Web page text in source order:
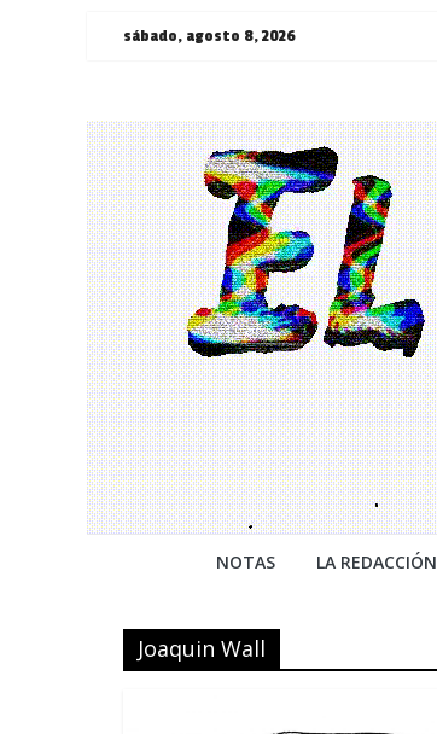
Saltarsábado, agosto 8, 2026
¯\_(ツ)_/
¯
NOTAS LA REDACCIÓN
Joaquin Wall